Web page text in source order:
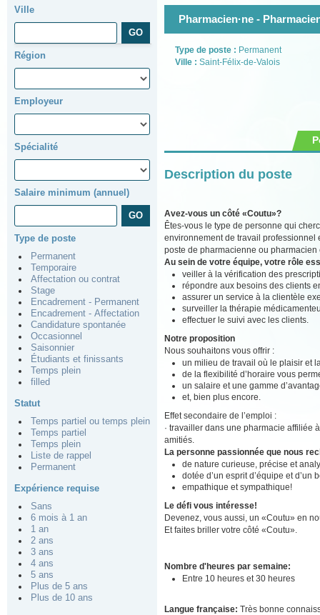
Ville
Région
Employeur
Spécialité
Salaire minimum (annuel)
Type de poste
Permanent
Temporaire
Affectation ou contrat
Stage
Encadrement - Permanent
Encadrement - Affectation
Candidature spontanée
Occasionnel
Saisonnier
Étudiants et finissants
Temps plein
filled
Statut
Temps partiel ou temps plein
Temps partiel
Temps plein
Liste de rappel
Permanent
Expérience requise
Sans
6 mois à 1 an
1 an
2 ans
3 ans
4 ans
5 ans
Plus de 5 ans
Plus de 10 ans
Pharmacien·ne -
Type de poste : Permanent
Ville : Saint-Félix-de-Valois
Description du poste
Avez-vous un côté «Coutu»?
Êtes-vous le type de personne qui
environnement de travail professionnel
poste de pharmacienne ou pharmacien
Au sein de votre équipe, votre rôle
veiller à la vérification des
répondre aux besoins des clients
assurer un service à la clientèle
surveiller la thérapie
effectuer le suivi avec les clients.
Notre proposition
Nous souhaitons vous offrir :
un milieu de travail où le plaisir et
de la flexibilité d’horaire vous
un salaire et une gamme
et, bien plus encore.
Effet secondaire de l’emploi :
· travailler dans une pharmacie affiliée
amitiés.
La personne passionnée que nous
de nature curieuse, précise et
dotée d’un esprit d’équipe et d’un
empathique et sympathique!
Le défi vous intéresse!
Devenez, vous aussi, un «Coutu» en
Et faites briller votre côté «Coutu».
Nombre d'heures par semaine:
Entre 10 heures et 30 heures
Langue française: Très bonne